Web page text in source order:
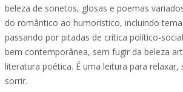
beleza de sonetos, glosas e poemas
do romântico ao humorístico, incluindo
passando por pitadas de crítica político-
bem contemporânea, sem fugir da beleza
literatura poética. É uma leitura para relaxar,
sorrir.